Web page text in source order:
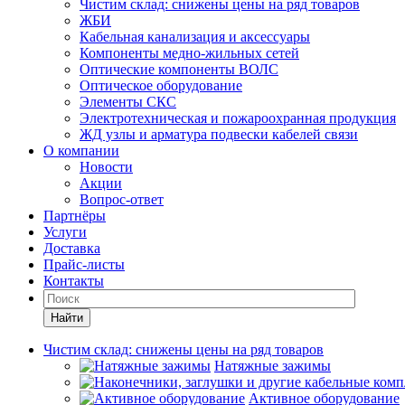
Чистим склад: снижены цены на ряд товаров
ЖБИ
Кабельная канализация и аксессуары
Компоненты медно-жильных сетей
Оптические компоненты ВОЛС
Оптическое оборудование
Элементы СКС
Электротехническая и пожароохранная продукция
ЖД узлы и арматура подвески кабелей связи
О компании
Новости
Акции
Вопрос-ответ
Партнёры
Услуги
Доставка
Прайс-листы
Контакты
Найти
Чистим склад: снижены цены на ряд товаров
Натяжные зажимы
Активное оборудование